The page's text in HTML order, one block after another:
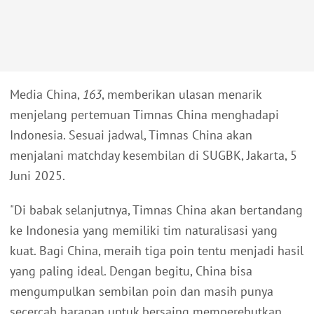
Media China, 163, memberikan ulasan menarik
menjelang pertemuan Timnas China menghadapi
Indonesia. Sesuai jadwal, Timnas China akan
menjalani matchday kesembilan di SUGBK, Jakarta, 5
Juni 2025.
"Di babak selanjutnya, Timnas China akan bertandang
ke Indonesia yang memiliki tim naturalisasi yang
kuat. Bagi China, meraih tiga poin tentu menjadi hasil
yang paling ideal. Dengan begitu, China bisa
mengumpulkan sembilan poin dan masih punya